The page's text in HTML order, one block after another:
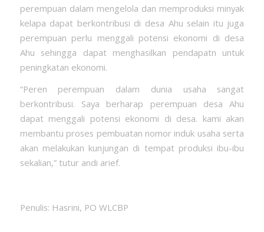
perempuan dalam mengelola dan memproduksi minyak
kelapa dapat berkontribusi di desa Ahu selain itu juga
perempuan perlu menggali potensi ekonomi di desa
Ahu sehingga dapat menghasilkan pendapatn untuk
peningkatan ekonomi.
“Peren perempuan dalam dunia usaha sangat
berkontribusi. Saya berharap perempuan desa Ahu
dapat menggali potensi ekonomi di desa. kami akan
membantu proses pembuatan nomor induk usaha serta
akan melakukan kunjungan di tempat produksi ibu-ibu
sekalian,” tutur andi arief.
Penulis: Hasrini, PO WLCBP